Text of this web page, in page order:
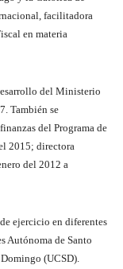
facilitadora
en materia
del Ministerio
También se
del Programa de
2015; directora
del 2012 a
ejercicio en diferentes
Autónoma de Santo
(UCSD).